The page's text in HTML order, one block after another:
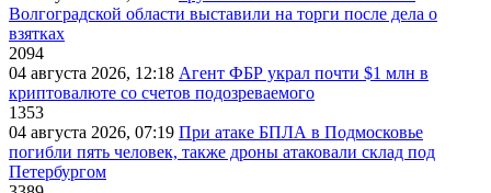
Волгоградской области выставили на торги после дела о
взятках
2094
04 августа 2026, 12:18 Агент ФБР украл почти $1 млн в
криптовалюте со счетов подозреваемого
1353
04 августа 2026, 07:19 При атаке БПЛА в Подмосковье
погибли пять человек, также дроны атаковали склад под
Петербургом